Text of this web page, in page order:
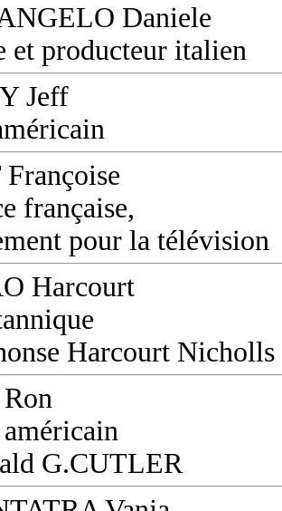
Daniele
et producteur italien
Jeff
française,
pour la télévision
Harcourt
Harcourt Nicholls
G.CUTLER